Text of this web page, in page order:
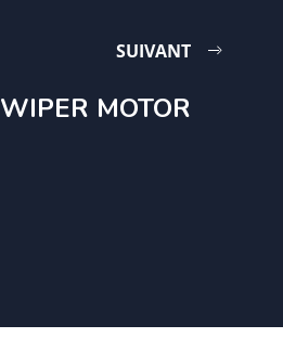
SUIVANT
WIPER MOTOR